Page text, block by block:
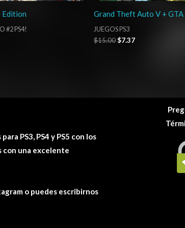
#2 PS4!
Grand Theft Auto V + GTA
JUEGOS PS3
$15.00$7.37
PS3, PS4 y PS5 con los
con una excelente
o puedes escribirnos